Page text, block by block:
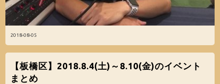
2018-08-05
【板橋区】2018.8.4(土)～8.10(金)のイベント
まとめ